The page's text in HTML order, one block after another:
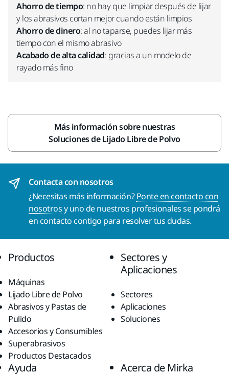
Ahorro de tiempo: no hay que limpiar después de lijar
y los abrasivos cortan mejor cuando están limpios
Ahorro de dinero: al no taparse, puedes lijar más
tiempo con el mismo abrasivo
Acabado de alta calidad: gracias a un modelo de
rayado más fino
Más información sobre nuestras
Soluciones de Lijado Libre de Polvo
Contacta con nosotros
¿Necesitas más información?Ponte en contacto con
nosotrosy uno de nuestros profesionales se pondrá
en contacto contigo para resolver tus dudas.
Productos
Máquinas
Lijado Libre de Polvo
Abrasivos y Pastas de
Pulido
Accesorios y Consumibles
Superabrasivos
Productos Destacados
Sectores y
Aplicaciones
Sectores
Aplicaciones
Soluciones
Ayuda Acerca de Mirka